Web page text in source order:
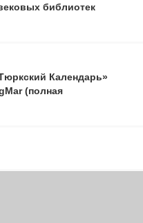
библиотек
Календарь»
(полная